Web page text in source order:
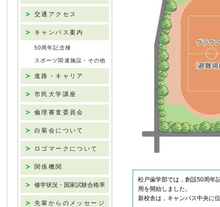
交通アクセス
キャンパス案内
50周年記念棟
スポーツ関連施設・その他
進路・キャリア
市民大学講座
倫理審査委員会
白菊会について
ロゴマークについて
関係機関
修学状況・国家試験合格率
先輩からのメッセージ
松戸歯学部では，創設50周年
用を開始しました。
新校舎は，キャンパス中央に